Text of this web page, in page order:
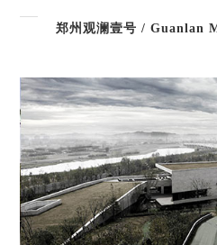
郑州观澜壹号 / Guanlan